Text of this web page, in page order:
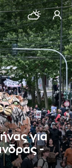
για
-